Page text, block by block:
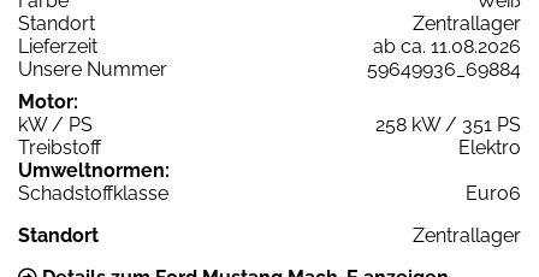
Standort
Zentrallager
Lieferzeit
ab ca. 11.08.2026
Unsere Nummer
59649936_69884
Motor:
kW / PS
258 kW / 351 PS
Treibstoff
Elektro
Umweltnormen:
Schadstoffklasse
Euro6
Standort
Zentrallager